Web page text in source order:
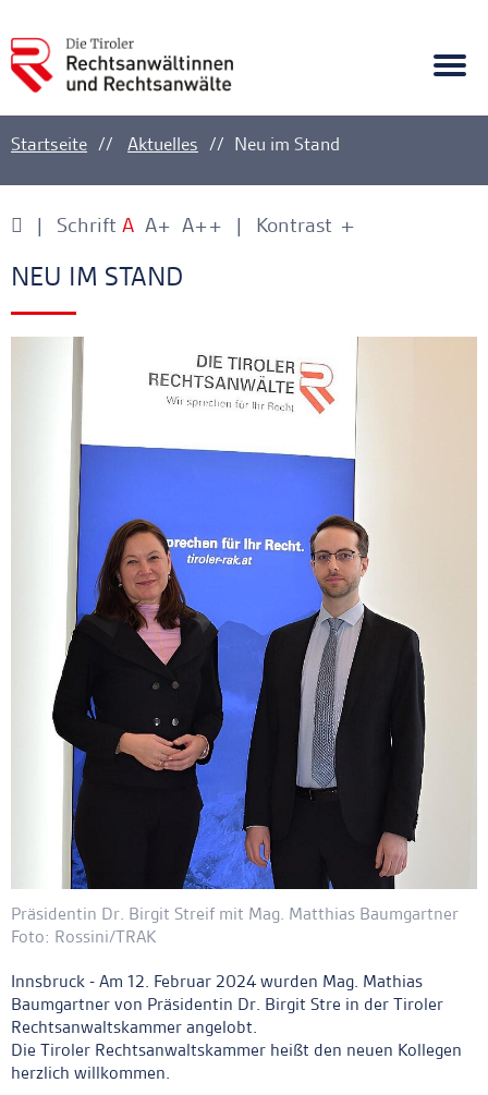
Ankerlink
Startseite Aktuelles Neu im Stand
Schrift A A+ A++ Kontrast +
-
Ankerlink
NEU IM STAND
Präsidentin Dr. Birgit Streif mit Mag. Matthias Baumgartner
Foto: Rossini/TRAK
Innsbruck - Am 12. Februar 2024 wurden Mag. Mathias
Baumgartner von Präsidentin Dr. Birgit Stre in der Tiroler
Rechtsanwaltskammer angelobt.
Die Tiroler Rechtsanwaltskammer heißt den neuen Kollegen
herzlich willkommen.